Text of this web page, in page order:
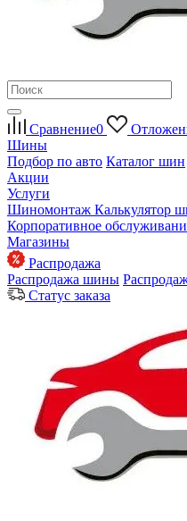
Сравнение0
Шины
Подбор по авто Каталог шин
Акции
Услуги
Шиномонтаж Калькулятор
Корпоративное
Магазины
Распродажа
Распродажа шины
Статус заказа